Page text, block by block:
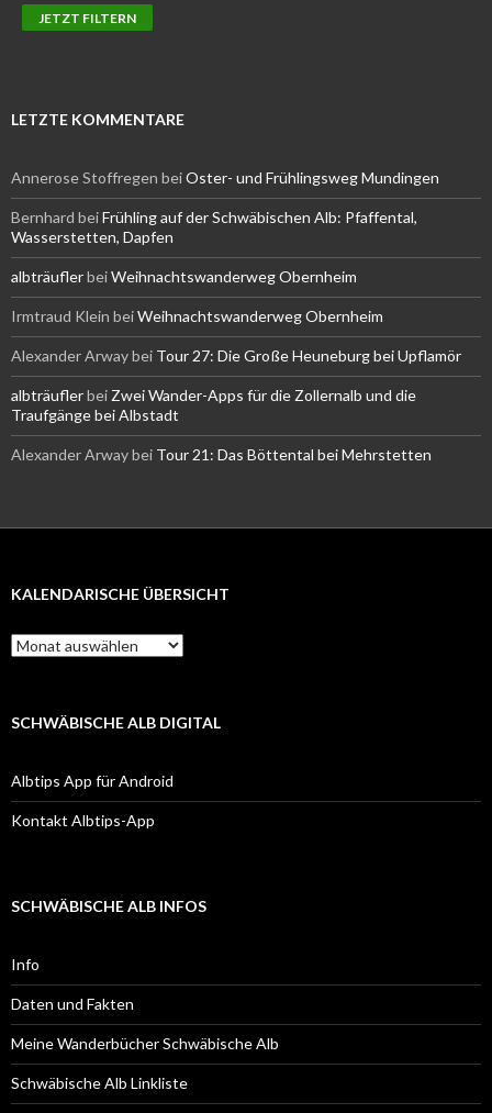
LETZTE KOMMENTARE
Annerose Stoffregen beiOster- und Frühlingsweg Mundingen
Bernhard beiFrühling auf der Schwäbischen Alb: Pfaffental,
Wasserstetten, Dapfen
albträuflerbeiWeihnachtswanderweg Obernheim
Irmtraud Klein beiWeihnachtswanderweg Obernheim
Alexander Arwaybei Tour 27: Die Große Heuneburg bei Upflamör
albträuflerbei Zwei Wander-Apps für die Zollernalb und die
Traufgänge bei Albstadt
Alexander Arwaybei Tour 21: Das Böttental bei Mehrstetten
KALENDARISCHE ÜBERSICHT
Kalendarische
Übersicht
SCHWÄBISCHE ALB DIGITAL
Albtips App für Android
Kontakt Albtips-App
SCHWÄBISCHE ALB INFOS
Info
Daten und Fakten
Meine Wanderbücher Schwäbische Alb
Schwäbische Alb Linkliste